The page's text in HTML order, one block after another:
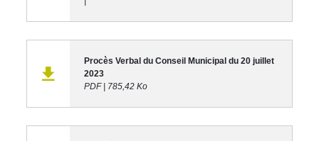
Procès Verbal du Conseil Municipal du 20 juillet
2023
PDF| 785,42 Ko